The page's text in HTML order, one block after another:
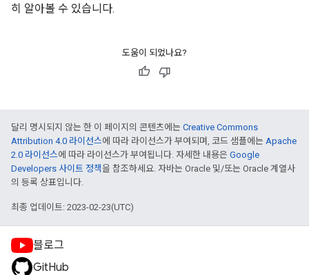
히 알아볼 수 있습니다.
도움이 되었나요?
달리 명시되지 않는 한 이 페이지의 콘텐츠에는 Creative Commons
Attribution 4.0 라이선스에 따라 라이선스가 부여되며, 코드 샘플에는 Apache
2.0 라이선스에 따라 라이선스가 부여됩니다. 자세한 내용은 Google
Developers 사이트 정책을 참조하세요. 자바는 Oracle 및/또는 Oracle 계열사
의 등록 상표입니다.
최종 업데이트: 2023-02-23(UTC)
블로그
GitHub